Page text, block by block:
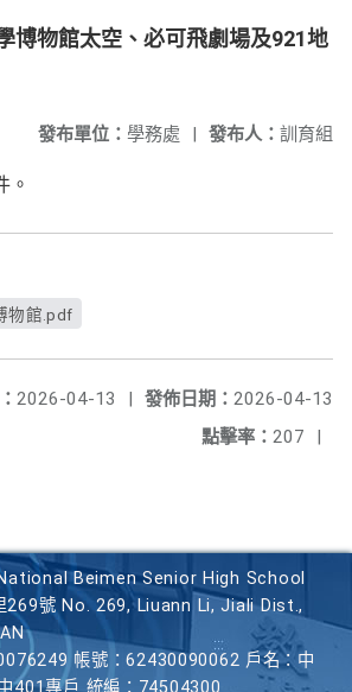
博物館太空、必可飛劇場及921地
發布人： 訓育組
發布單位： 學務處 |
。
物館.pdf
發佈日期： 2026-04-13
2026-04-13
|
點擊率： 207 |
Beimen Senior High School
269號 No. 269, Liuann Li, Jiali Dist.,
帳號：62430090062 戶名：中
401專戶 統編：74504300